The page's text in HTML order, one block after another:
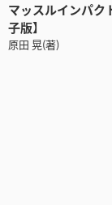
マッスルインパ
子版】
原田 晃(著)